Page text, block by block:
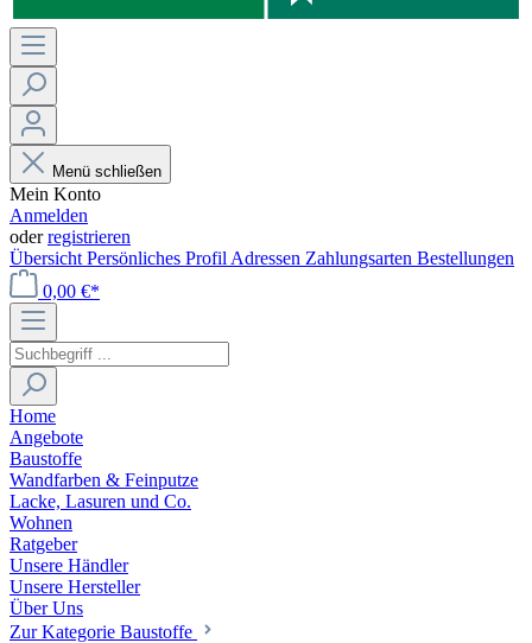
Menü schließen
Mein Konto
Anmelden
oderregistrieren
Übersicht Persönliches Profil Adressen Zahlungsarten Bestellungen
0,00 €*
Home
Angebote
Baustoffe
Wandfarben & Feinputze
Lacke, Lasuren und Co.
Wohnen
Ratgeber
Unsere Händler
Unsere Hersteller
Über Uns
Zur Kategorie Baustoffe